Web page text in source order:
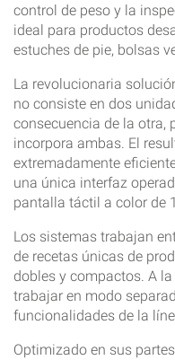
control de peso y la
ideal para productos
estuches de pie, bolsas
La revolucionaria
no consiste en dos
consecuencia de la otra,
incorpora ambas. El
extremadamente
una única interfaz
pantalla táctil a color de
Los sistemas trabajan
de recetas únicas de
dobles y compactos. A
trabajar en modo
funcionalidades de la
Optimizado en sus